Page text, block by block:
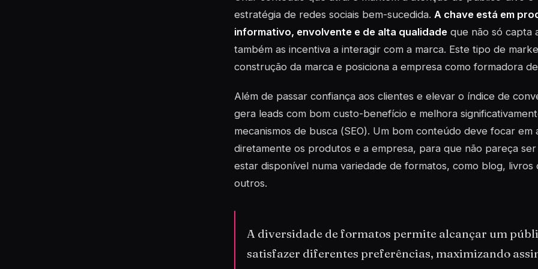
estratégia de redes sociais bem-sucedida. A chave está em
informativo, envolvente e de alta qualidadeque não só capta
também as incentiva a interagir com a marca. Este tipo de
construção da marca e posiciona a empresa como formadora
Além de passar confiança aos clientes e elevar o índice de
gera leads com bom custo-benefício e melhora
mecanismos de busca (SEO). Um bom conteúdo deve focar em
diretamente os produtos e a empresa, para que não pareça
estar disponível numa variedade de formatos, como blog, livros
outros.
A diversidade de formatos permite alcançar um
satisfazer diferentes preferências, maximizando